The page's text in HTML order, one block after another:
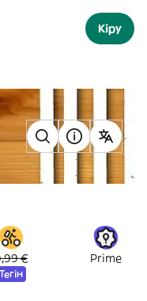
Кіру
€
Тегін
Prime